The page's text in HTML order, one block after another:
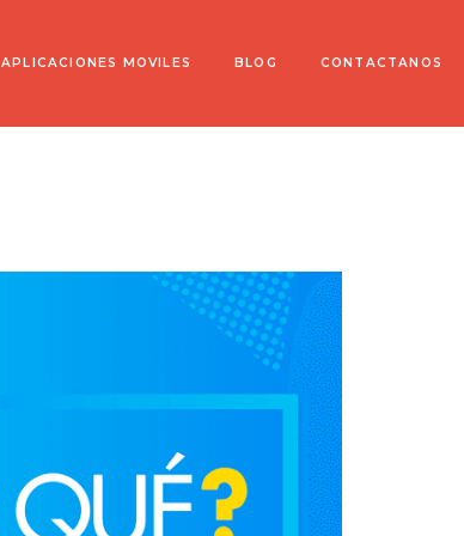
APLICACIONES MOVILES BLOG CONTACTANOS